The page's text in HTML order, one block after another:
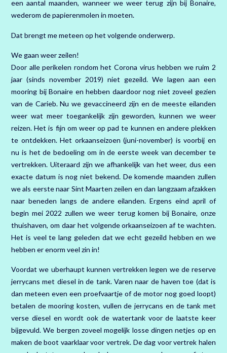
een aantal maanden, wanneer we weer terug zijn bij Bonaire,
wederom de papierenmolen in moeten.
Dat brengt me meteen op het volgende onderwerp.
We gaan weer zeilen!
Door alle perikelen rondom het Corona virus hebben we ruim 2
jaar (sinds november 2019) niet gezeild. We lagen aan een
mooring bij Bonaire en hebben daardoor nog niet zoveel gezien
van de Carieb. Nu we gevaccineerd zijn en de meeste eilanden
weer wat meer toegankelijk zijn geworden, kunnen we weer
reizen. Het is fijn om weer op pad te kunnen en andere plekken
te ontdekken. Het orkaanseizoen (juni-november) is voorbij en
nu is het de bedoeling om in de eerste week van december te
vertrekken. Uiteraard zijn we afhankelijk van het weer, dus een
exacte datum is nog niet bekend. De komende maanden zullen
we als eerste naar Sint Maarten zeilen en dan langzaam afzakken
naar beneden langs de andere eilanden. Ergens eind april of
begin mei 2022 zullen we weer terug komen bij Bonaire, onze
thuishaven, om daar het volgende orkaanseizoen af te wachten.
Het is veel te lang geleden dat we echt gezeild hebben en we
hebben er enorm veel zin in!
Voordat we uberhaupt kunnen vertrekken legen we de reserve
jerrycans met diesel in de tank. Varen naar de haven toe (dat is
dan meteen even een proefvaartje of de motor nog goed loopt)
betalen de mooring kosten, vullen de jerrycans en de tank met
verse diesel en wordt ook de watertank voor de laatste keer
bijgevuld. We bergen zoveel mogelijk losse dingen netjes op en
maken de boot vaarklaar voor vertrek. De dag voor vertrek halen